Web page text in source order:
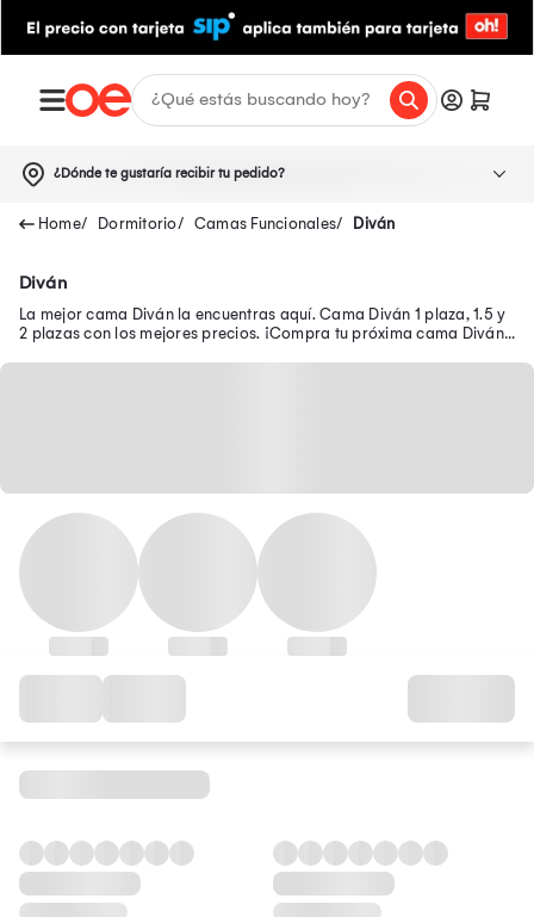
¿Dónde te gustaría recibir tu pedido?
Dormitorio Camas Funcionales Diván
Diván
La mejor cama Diván la encuentras aquí. Cama Diván 1 plaza, 1.5 y
2 plazas con los mejores precios. ¡Compra tu próxima cama Diván